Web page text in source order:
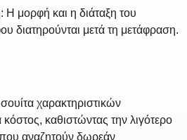
Η μορφή και η διάταξη του
διατηρούνται μετά τη μετάφραση.
χαρακτηριστικών
καθιστώντας την λιγότερο
που αναζητούν δωρεάν